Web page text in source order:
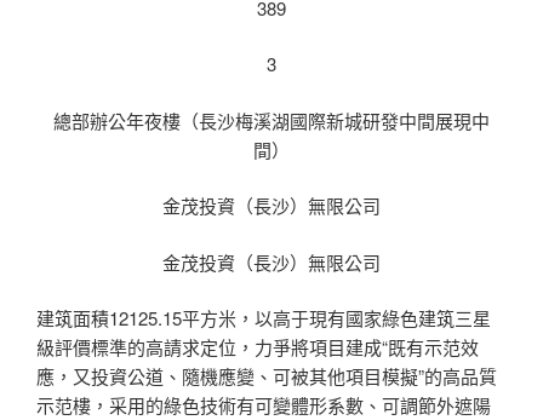
389
3
總部辦公年夜樓（長沙梅溪湖國際新城研發中間展現中
間）
金茂投資（長沙）無限公司
金茂投資（長沙）無限公司
建筑面積12125.15平方米，以高于現有國家綠色建筑三星
級評價標準的高請求定位，力爭將項目建成“既有示范效
應，又投資公道、隨機應變、可被其他項目模擬”的高品質
示范樓，采用的綠色技術有可變體形系數、可調節外遮陽